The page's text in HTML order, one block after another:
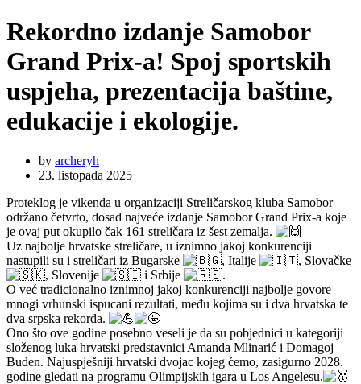
Rekordno izdanje Samobor
Grand Prix-a! Spoj sportskih
uspjeha, prezentacija baštine,
edukacije i ekologije.
by archeryh
23. listopada 2025
Proteklog je vikenda u organizaciji Streličarskog kluba Samobor
održano četvrto, dosad najveće izdanje Samobor Grand Prix-a koje
je ovaj put okupilo čak 161 streličara iz šest zemalja.
Uz najbolje hrvatske streličare, u iznimno jakoj konkurenciji
nastupili su i streličari iz Bugarske
, Italije
, Slovačke
, Slovenije
i Srbije
.
O već tradicionalno iznimnoj jakoj konkurenciji najbolje govore
mnogi vrhunski ispucani rezultati, među kojima su i dva hrvatska te
dva srpska rekorda.
Ono što ove godine posebno veseli je da su pobjednici u kategoriji
složenog luka hrvatski predstavnici Amanda Mlinarić i Domagoj
Buden. Najuspješniji hrvatski dvojac kojeg ćemo, zasigurno 2028.
godine gledati na programu Olimpijskih igara u Los Angelesu.